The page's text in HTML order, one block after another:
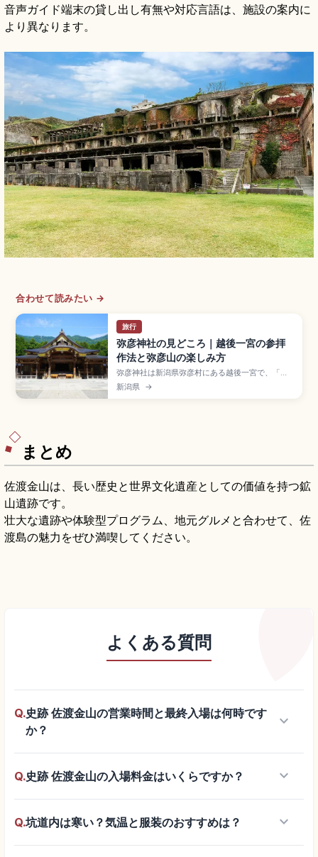
音声ガイド端末の貸し出し有無や対応言語は、施設の案内に
より異なります。
合わせて読みたい →
旅行
弥彦神社の見どころ｜越後一宮の参拝
作法と弥彦山の楽しみ方
弥彦神社は新潟県弥彦村にある越後一宮で、「お
やひこさま」と親しまれる格式高い神社。御祭神
は越後開拓の祖神・天香山命で、弥彦山(標高
新潟県 →
まとめ
佐渡金山は、長い歴史と世界文化遺産としての価値を持つ鉱
山遺跡です。
壮大な遺跡や体験型プログラム、地元グルメと合わせて、佐
渡島の魅力をぜひ満喫してください。
よくある質問
Q.史跡 佐渡金山の営業時間と最終入場は何時です
か？
keyboard_arrow_down
Q.史跡 佐渡金山の入場料金はいくらですか？ keyboard_arrow_down
Q.坑道内は寒い？気温と服装のおすすめは？ keyboard_arrow_down